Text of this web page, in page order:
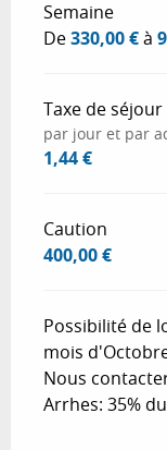
Tarifs 2026
Semaine
De330,00 €à
Taxe de séjour
par jour et par
1,44 €
Caution
400,00 €
Possibilité de
mois
Nous
Arrhes: 35%